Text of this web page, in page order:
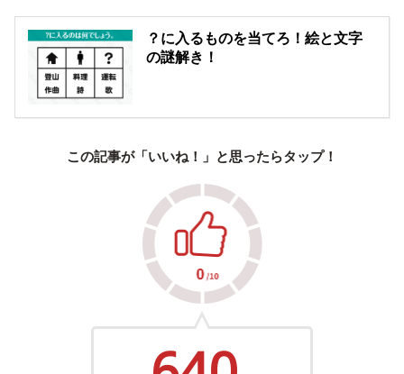
？に入るものを当てろ！絵と文字
の謎解き！
この記事が「いいね！」と思ったらタップ！